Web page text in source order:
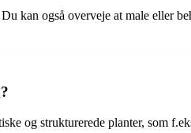
kan også overveje at male eller
og strukturerede planter, som